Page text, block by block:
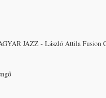
JAZZ - László Attila Fusion